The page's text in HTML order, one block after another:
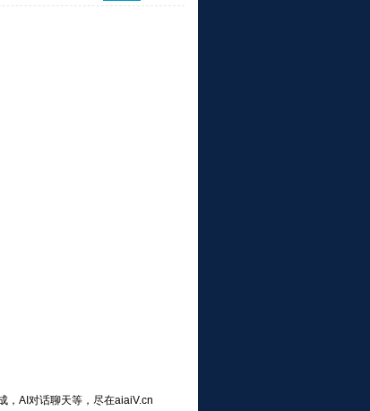
，AI对话聊天等，尽在aiaiV.cn